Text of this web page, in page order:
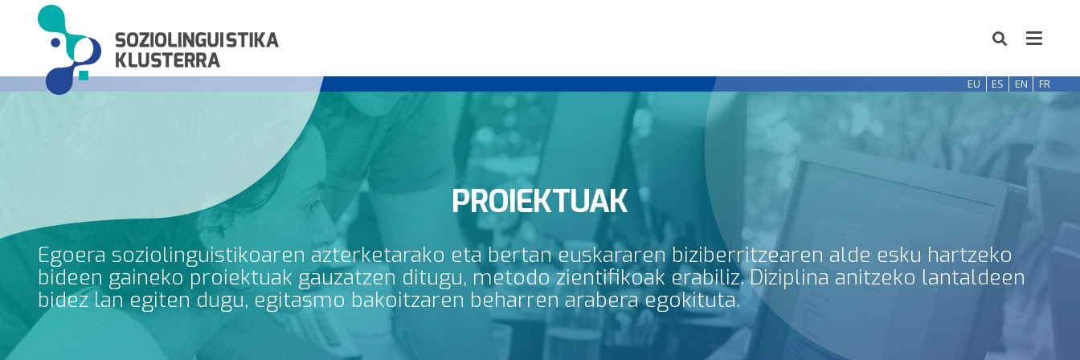
EU ES EN FR
PROIEKTUAK
Egoera soziolinguistikoaren azterketarako eta bertan euskararen biziberritzearen alde esku hartzeko
bideen gaineko proiektuak gauzatzen ditugu, metodo zientifikoak erabiliz. Diziplina anitzeko lantaldeen
bidez lan egiten dugu, egitasmo bakoitzaren beharren arabera egokituta.